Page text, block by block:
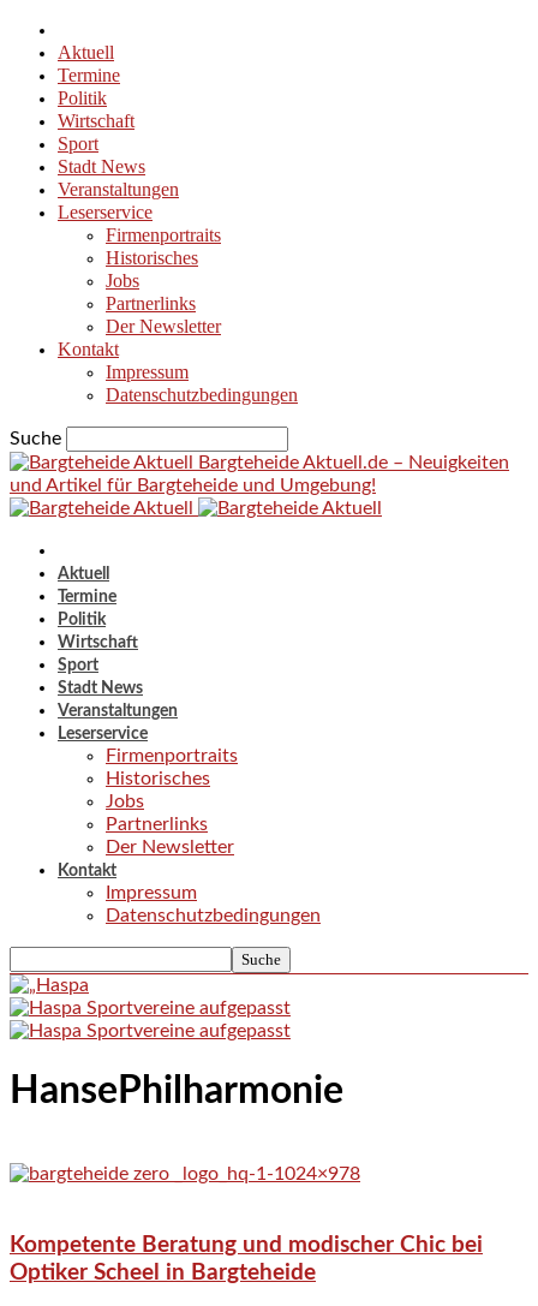
Aktuell
Termine
Politik
Wirtschaft
Sport
Stadt News
Veranstaltungen
Leserservice
Firmenportraits
Historisches
Jobs
Partnerlinks
Der Newsletter
Kontakt
Impressum
Datenschutzbedingungen
Suche
Bargteheide Aktuell.de – Neuigkeiten
und Artikel für Bargteheide und Umgebung!
Aktuell
Termine
Politik
Wirtschaft
Sport
Stadt News
Veranstaltungen
Leserservice
Firmenportraits
Historisches
Jobs
Partnerlinks
Der Newsletter
Kontakt
Impressum
Datenschutzbedingungen
HansePhilharmonie
Kompetente Beratung und modischer Chic bei
Optiker Scheel in Bargteheide